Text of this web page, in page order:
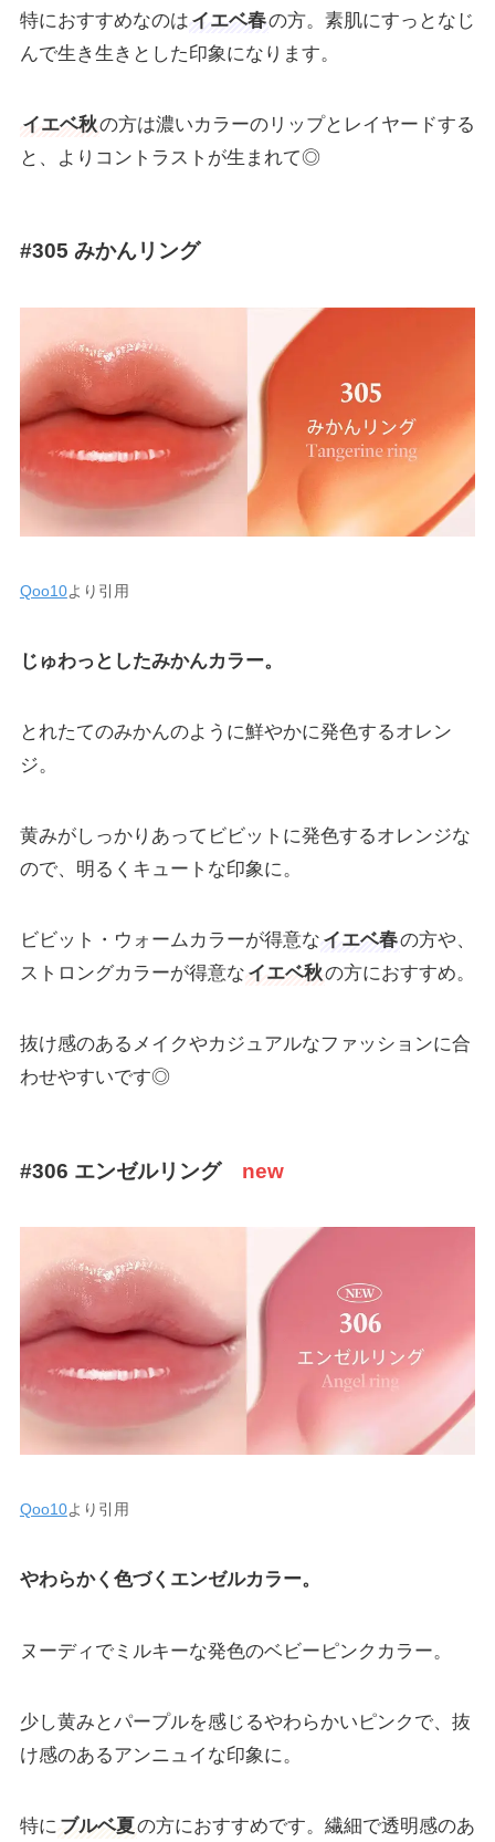
特におすすめなのは イエベ春の方。素肌にすっとなじ
んで生き生きとした印象になります。
イエベ秋の方は濃いカラーのリップとレイヤードする
と、よりコントラストが生まれて◎
#305 みかんリング
Qoo10より引用
じゅわっとしたみかんカラー。
とれたてのみかんのように鮮やかに発色するオレン
ジ。
黄みがしっかりあってビビットに発色するオレンジな
ので、明るくキュートな印象に。
ビビット・ウォームカラーが得意な イエベ春の方や、
ストロングカラーが得意な イエベ秋の方におすすめ。
抜け感のあるメイクやカジュアルなファッションに合
わせやすいです◎
#306 エンゼルリング new
Qoo10より引用
やわらかく色づくエンゼルカラー。
ヌーディでミルキーな発色のベビーピンクカラー。
少し黄みとパープルを感じるやわらかいピンクで、抜
け感のあるアンニュイな印象に。
特に ブルベ夏の方におすすめです。繊細で透明感のあ